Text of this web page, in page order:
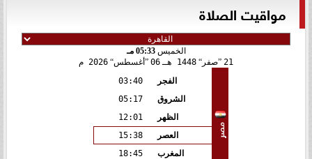
مواقيت الصلاة
الخميس05:33 مـ
21 صفر 1448 هـ 06 أغسطس 2026 م
مصر
الفجر
03:40
الشروق
05:17
الظهر
12:01
العصر
15:38
المغرب
18:45